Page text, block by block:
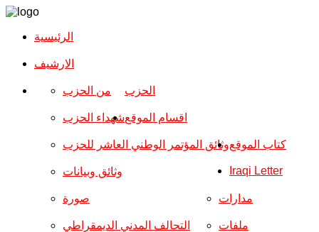
الرئيسية
الارشیف
الحزب من الحزب
شهداء الحزب
وثائق المؤتمر الوطني العاشر للحزب
وثائق وبيانات
اقسام الموقع
صورة
التحالف المدني الديمقراطي
مدارات
ملفات
كتاب الموقع
Iraqi Letter